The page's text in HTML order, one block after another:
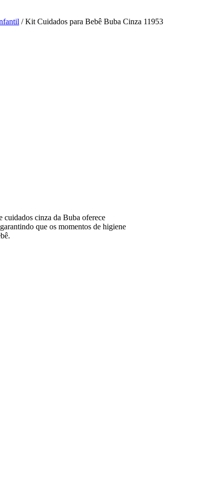
/ Kit Cuidados para Bebê Buba Cinza 11953
cinza da Buba oferece
que os momentos de higiene